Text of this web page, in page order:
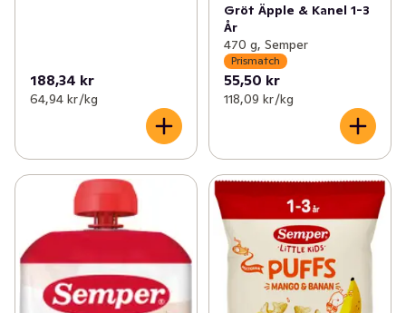
188,34 kr
64,94 kr /kg
Gröt Äpple & Kanel 1-3
År
470 g, Semper
Prismatch
55,50 kr
118,09 kr /kg